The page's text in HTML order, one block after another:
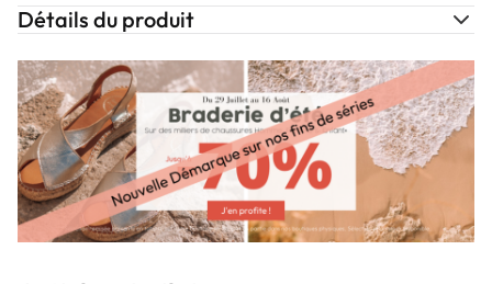
Détails du produit